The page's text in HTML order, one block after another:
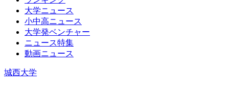
大学ニュース
小中高ニュース
大学発ベンチャー
ニュース特集
動画ニュース
城西大学